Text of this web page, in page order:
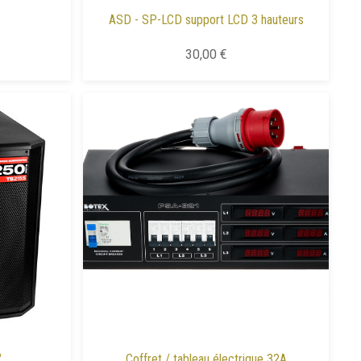
ASD - SP-LCD support LCD 3 hauteurs
30,00 €